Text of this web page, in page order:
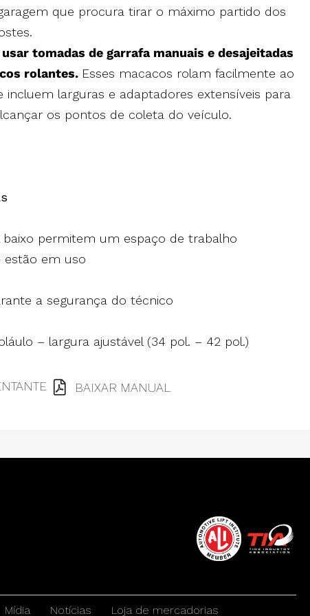
que procura tirar o máximo partido dos
tomadas de garrafa manuais e desajeitadas
rolantes. Esses macacos rolam facilmente ao
incluem larguras e adaptadores extensíveis para
os pontos de coleta do veículo.
baixo permitem um espaço de trabalho
estão em uso
a segurança do técnico
– largura ajustável (34 pol. – 42 pol.)
BAIXAR MANUAL
Mídia Notícias Loja de mercadorias